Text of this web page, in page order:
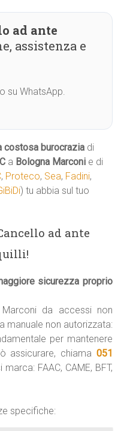
ad ante
assistenza e
su WhatsApp.
costosa burocrazia di
a Bologna Marconi e di
, Proteco, Sea, Fadini,
) tu abbia sul tuo
ad ante
sicurezza proprio
da accessi non
manuale non autorizzata:
per mantenere
assicurare, chiama 051
FAAC, CAME, BFT,
specifiche: